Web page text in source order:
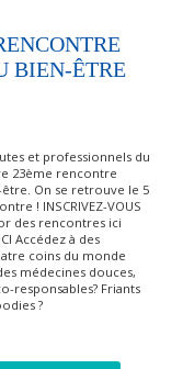
BIEN-ÊTRE
et professionnels du
23ème rencontre
On se retrouve le 5
! INSCRIVEZ-VOUS
des rencontres ici
Accédez à des
coins du monde
médecines douces,
responsables? Friants
?